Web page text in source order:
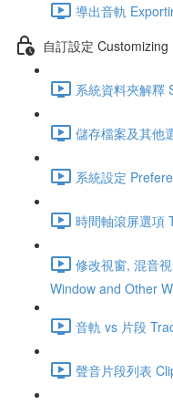
導出音軌
自訂設定
系統資料夾解釋
儲存檔案及其他
系統設定
時間軸滾屏選項
修改視窗, 混音
Window and Other
音軌 vs 片段
聲音片段列表